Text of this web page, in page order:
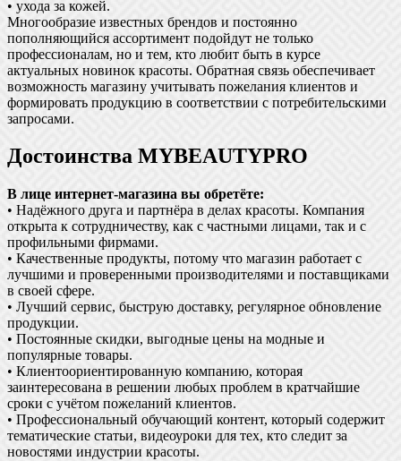
• ухода за кожей.
Многообразие известных брендов и постоянно
пополняющийся ассортимент подойдут не только
профессионалам, но и тем, кто любит быть в курсе
актуальных новинок красоты. Обратная связь обеспечивает
возможность магазину учитывать пожелания клиентов и
формировать продукцию в соответствии с потребительскими
запросами.
Достоинства MYBEAUTYPRO
В лице интернет-магазина вы обретёте:
• Надёжного друга и партнёра в делах красоты. Компания
открыта к сотрудничеству, как с частными лицами, так и с
профильными фирмами.
• Качественные продукты, потому что магазин работает с
лучшими и проверенными производителями и поставщиками
в своей сфере.
• Лучший сервис, быструю доставку, регулярное обновление
продукции.
• Постоянные скидки, выгодные цены на модные и
популярные товары.
• Клиентоориентированную компанию, которая
заинтересована в решении любых проблем в кратчайшие
сроки с учётом пожеланий клиентов.
• Профессиональный обучающий контент, который содержит
тематические статьи, видеоуроки для тех, кто следит за
новостями индустрии красоты.